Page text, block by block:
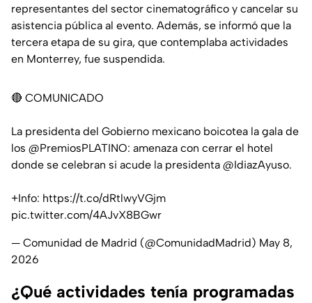
representantes del sector cinematográfico y cancelar su
asistencia pública al evento. Además, se informó que la
tercera etapa de su gira, que contemplaba actividades
en Monterrey, fue suspendida.
🔴 COMUNICADO
La presidenta del Gobierno mexicano boicotea la gala de
los @PremiosPLATINO: amenaza con cerrar el hotel
donde se celebran si acude la presidenta @IdiazAyuso.
+Info: https://t.co/dRtlwyVGjm
pic.twitter.com/4AJvX8BGwr
— Comunidad de Madrid (@ComunidadMadrid) May 8,
2026
¿Qué actividades tenía programadas